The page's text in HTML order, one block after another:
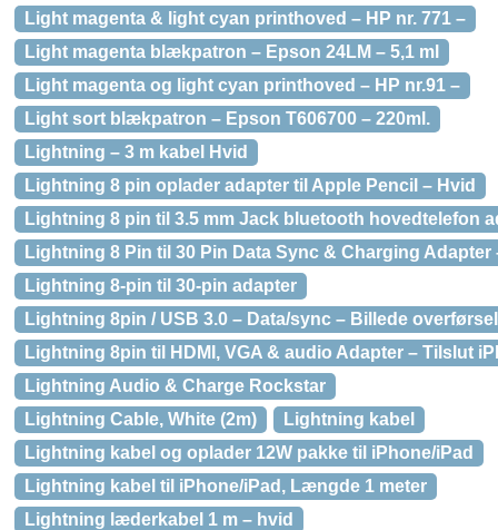
Light magenta & light cyan printhoved – HP nr. 771 –
Light magenta blækpatron – Epson 24LM – 5,1 ml
Light magenta og light cyan printhoved – HP nr.91 –
Light sort blækpatron – Epson T606700 – 220ml.
Lightning – 3 m kabel Hvid
Lightning 8 pin oplader adapter til Apple Pencil – Hvid
Lightning 8 pin til 3.5 mm Jack bluetooth hovedtelefon
Lightning 8 Pin til 30 Pin Data Sync & Charging Adapter
Lightning 8-pin til 30-pin adapter
Lightning 8pin / USB 3.0 – Data/sync – Billede overførsel
Lightning 8pin til HDMI, VGA & audio Adapter – Tilslut
Lightning Audio & Charge Rockstar
Lightning Cable, White (2m)
Lightning kabel
Lightning kabel og oplader 12W pakke til iPhone/iPad
Lightning kabel til iPhone/iPad, Længde 1 meter
Lightning læderkabel 1 m – hvid